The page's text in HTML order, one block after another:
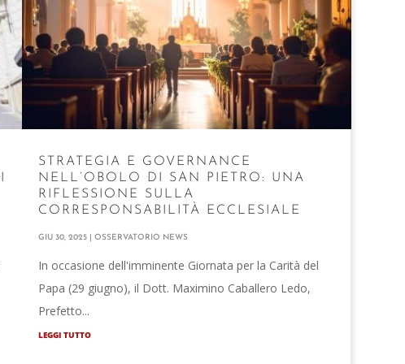
STRATEGIA E GOVERNANCE
NELL’OBOLO DI SAN PIETRO: UNA
RIFLESSIONE SULLA
CORRESPONSABILITÀ ECCLESIALE
GIU 30, 2025| OSSERVATORIO NEWS
In occasione dell'imminente Giornata per la Carità del
Papa (29 giugno), il Dott. Maximino Caballero Ledo,
Prefetto...
LEGGI TUTTO